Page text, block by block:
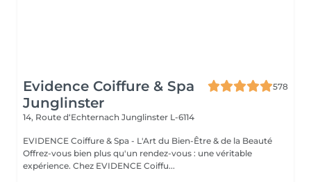
Evidence Coiffure & Spa
Junglinster
578
14, Route d‘Echternach Junglinster L-6114
EVIDENCE Coiffure & Spa - L'Art du Bien-Être & de la Beauté
Offrez-vous bien plus qu'un rendez-vous : une véritable
expérience. Chez EVIDENCE Coiffu...